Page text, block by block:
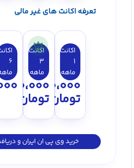
تعرفه اکانت های غیر مالی
اکانت
1
ماهه
150،000
تومان
اکانت
3
ماهه
250،000
تومان
6
خرید وی پی ان ایران و